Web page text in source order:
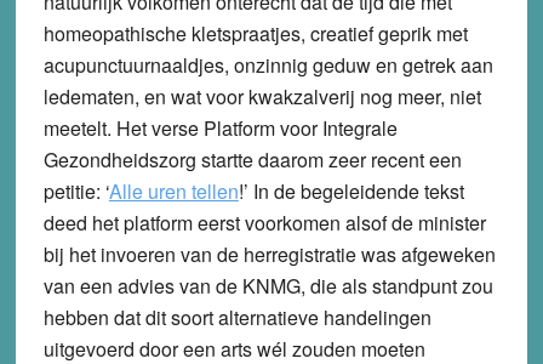
homeopathische kletspraatjes, creatief geprik met
acupunctuurnaaldjes, onzinnig geduw en getrek aan
ledematen, en wat voor kwakzalverij nog meer, niet
meetelt. Het verse Platform voor Integrale
Gezondheidszorg startte daarom zeer recent een
petitie: ‘Alle uren tellen!’ In de begeleidende tekst
deed het platform eerst voorkomen alsof de minister
bij het invoeren van de herregistratie was afgeweken
van een advies van de KNMG, die als standpunt zou
hebben dat dit soort alternatieve handelingen
uitgevoerd door een arts wél zouden moeten